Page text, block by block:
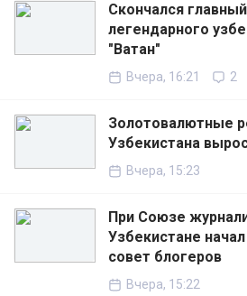
Скончался
легендарного
"Ватан"
Вчера, 16:21 2
Золотовалютные
Узбекистана
Вчера, 15:23
При Союзе
Узбекистане
совет блогеров
Вчера, 15:22